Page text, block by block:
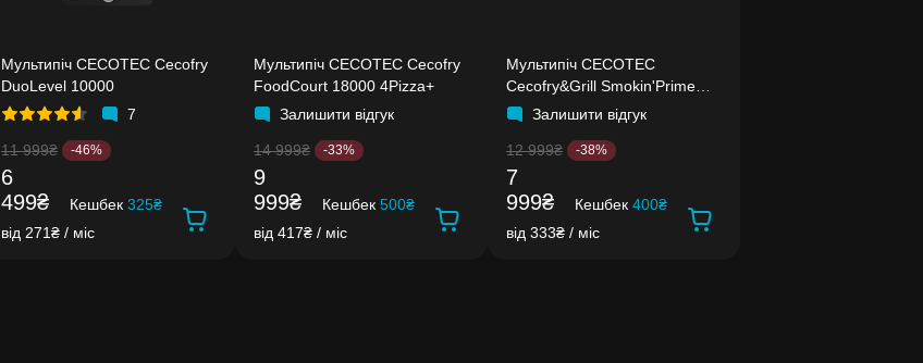
Мультипіч CECOTEC Cecofry
DuoLevel 10000
7
11 999₴ -46%
6
499₴
Кешбек 325₴
від 271₴ / міс
Мультипіч CECOTEC Cecofry
FoodCourt 18000 4Pizza+
Залишити відгук
14 999₴ -33%
9
999₴
Кешбек 500₴
від 417₴ / міс
Мультипіч CECOTEC
Cecofry&Grill Smokin'Prime
11000Залишити відгук
12 999₴ -38%
7
999₴
Кешбек 400₴
від 333₴ / міс